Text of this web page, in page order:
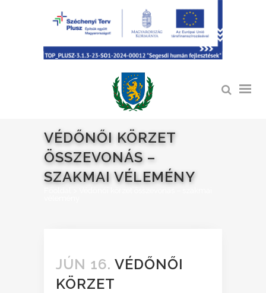
VÉDŐNŐI KÖRZET
ÖSSZEVONÁS –
SZAKMAI VÉLEMÉNY
JÚN 16. VÉDŐNŐI
KÖRZET